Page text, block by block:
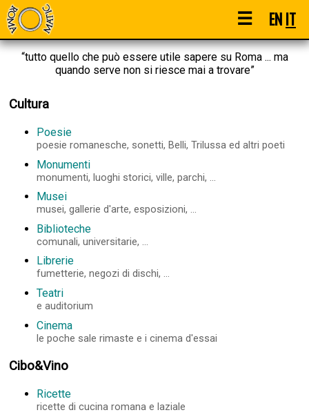
☰ ENIT
“tutto quello che può essere utile sapere su Roma ... ma
quando serve non si riesce mai a trovare”
Cultura
Poesie
poesie romanesche, sonetti, Belli, Trilussa ed altri poeti
Monumenti
monumenti, luoghi storici, ville, parchi, ...
Musei
musei, gallerie d'arte, esposizioni, ...
Biblioteche
comunali, universitarie, ...
Librerie
fumetterie, negozi di dischi, ...
Teatri
e auditorium
Cinema
le poche sale rimaste e i cinema d'essai
Cibo&Vino
Ricette
ricette di cucina romana e laziale